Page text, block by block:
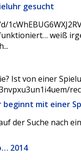
gesucht
weiß
Ist von einer
beginnt mit einer
der Suche nach
2014